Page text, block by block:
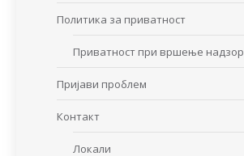
Политика за приватност
Приватност при вршење надзор
Пријави проблем
Контакт
Локали